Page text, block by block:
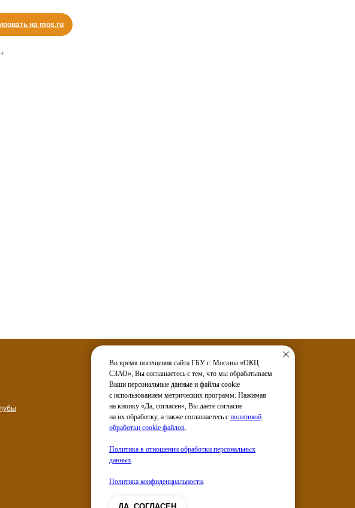
на mos.ru
Во время посещения сайта ГБУ г. Москвы «ОКЦ
СЗАО», Вы соглашаетесь с тем, что мы обрабатываем
Ваши персональные данные и файлы cookie
с использованием метрических программ. Нажимая
на кнопку «Да, согласен», Вы даете согласие
на их обработку, а также соглашаетесь с политикой
обработки cookie файлов.
Политика в отношении обработки персональных
данных
Политика конфиденциальности.
Услуги
Электронные сервисы